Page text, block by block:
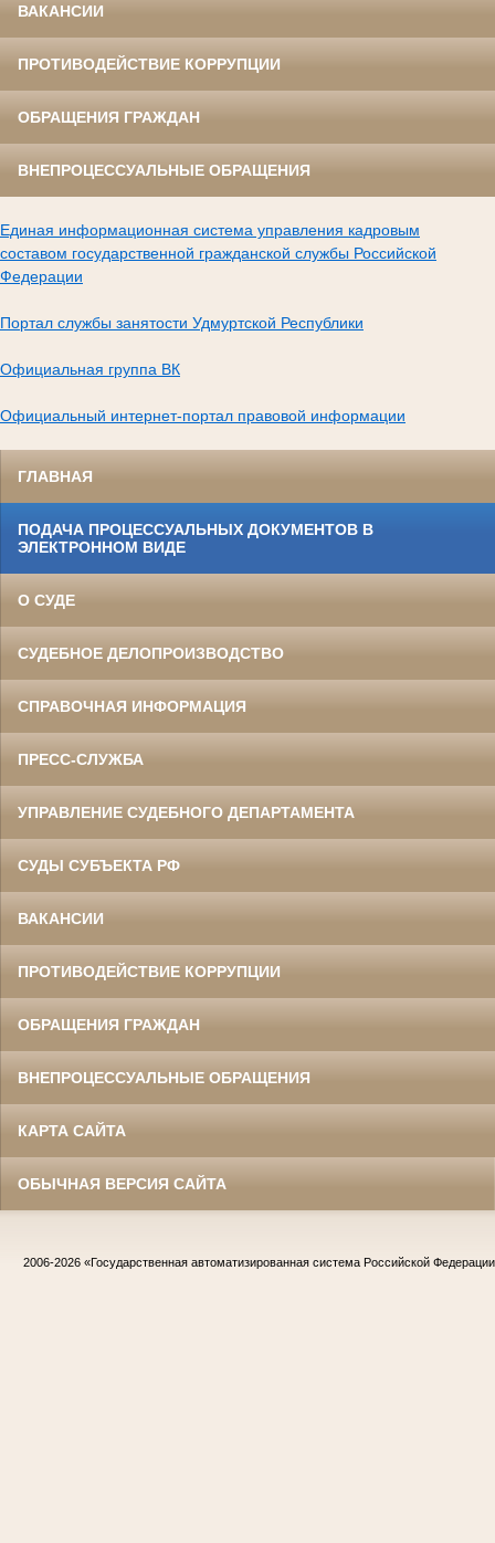
ВАКАНСИИ
ПРОТИВОДЕЙСТВИЕ КОРРУПЦИИ
ОБРАЩЕНИЯ ГРАЖДАН
ВНЕПРОЦЕССУАЛЬНЫЕ ОБРАЩЕНИЯ
Единая информационная система управления кадровым
составом государственной гражданской службы Российской
Федерации
Портал службы занятости Удмуртской Республики
Официальная группа ВК
Официальный интернет-портал правовой информации
ГЛАВНАЯ
ПОДАЧА ПРОЦЕССУАЛЬНЫХ ДОКУМЕНТОВ В
ЭЛЕКТРОННОМ ВИДЕ
О СУДЕ
СУДЕБНОЕ ДЕЛОПРОИЗВОДСТВО
СПРАВОЧНАЯ ИНФОРМАЦИЯ
ПРЕСС-СЛУЖБА
УПРАВЛЕНИЕ СУДЕБНОГО ДЕПАРТАМЕНТА
СУДЫ СУБЪЕКТА РФ
ВАКАНСИИ
ПРОТИВОДЕЙСТВИЕ КОРРУПЦИИ
ОБРАЩЕНИЯ ГРАЖДАН
ВНЕПРОЦЕССУАЛЬНЫЕ ОБРАЩЕНИЯ
КАРТА САЙТА
ОБЫЧНАЯ ВЕРСИЯ САЙТА
2006-2026 «Государственная автоматизированная система Российской